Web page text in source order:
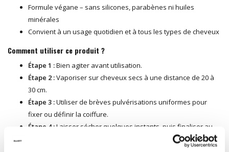
Formule végane – sans silicones, parabènes ni huiles
minérales
Convient à un usage quotidien et à tous les types de cheveux
Comment utiliser ce produit ?
Étape 1 :Bien agiter avant utilisation.
Étape 2 :Vaporiser sur cheveux secs à une distance de 20 à
30 cm.
Étape 3 :Utiliser de brèves pulvérisations uniformes pour
fixer ou définir la coiffure.
Étape 4 :Laisser sécher quelques instants, puis finaliser au